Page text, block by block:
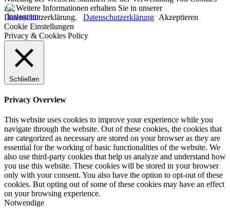
zu. Weitere Informationen erhalten Sie in unserer
Datenschutzerklärung. Datenschutzerklärung Akzeptieren
Cookie Einstellungen
Privacy & Cookies Policy
Schließen
Privacy Overview
This website uses cookies to improve your experience while you
navigate through the website. Out of these cookies, the cookies that
are categorized as necessary are stored on your browser as they are
essential for the working of basic functionalities of the website. We
also use third-party cookies that help us analyze and understand how
you use this website. These cookies will be stored in your browser
only with your consent. You also have the option to opt-out of these
cookies. But opting out of some of these cookies may have an effect
on your browsing experience.
Notwendige